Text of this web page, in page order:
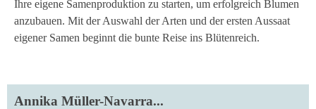
Ihre eigene Samenproduktion zu starten, um erfolgreich Blumen
anzubauen. Mit der Auswahl der Arten und der ersten Aussaat
eigener Samen beginnt die bunte Reise ins Blütenreich.
Annika Müller-Navarra...